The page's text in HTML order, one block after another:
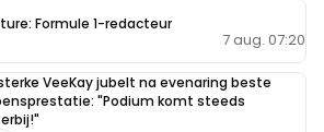
Formule 1-redacteur
7 aug. 07:20
VeeKay jubelt na evenaring beste
"Podium komt steeds